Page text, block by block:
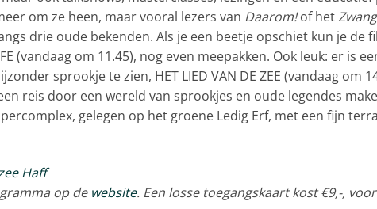
om ze heen, maar vooral lezers van Daarom!of het
drie oude bekenden. Als je een beetje opschiet kun je de
(vandaag om 11.45), nog even meepakken. Ook leuk: er is
sprookje te zien, HET LIED VAN DE ZEE (vandaag om
reis door een wereld van sprookjes en oude legendes
gelegen op het groene Ledig Erf, met een fijn
op de website. Een losse toegangskaart kost €9,-,